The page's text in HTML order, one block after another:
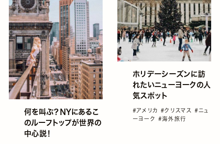
何を叫ぶ？NYにあるこ
のルーフトップが世界の
中心説！
ホリデーシーズンに訪
れたいニューヨークの人
気スポット
#アメリカ#クリスマス #ニュ
ーヨーク #海外旅行